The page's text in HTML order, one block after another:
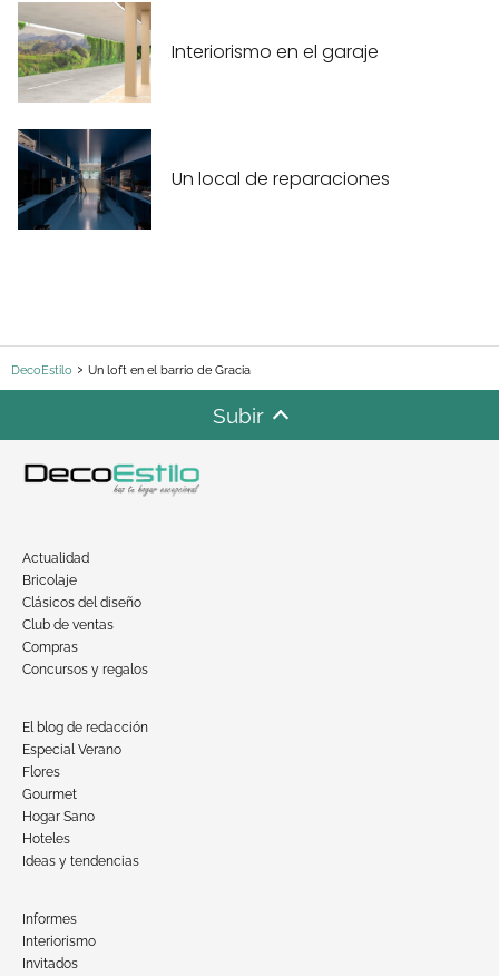
Interiorismo en el garaje
Un local de reparaciones
DecoEstilo Un loft en el barrio de Gracia
Subir
Actualidad
Bricolaje
Clásicos del diseño
Club de ventas
Compras
Concursos y regalos
El blog de redacción
Especial Verano
Flores
Gourmet
Hogar Sano
Hoteles
Ideas y tendencias
Informes
Interiorismo
Invitados